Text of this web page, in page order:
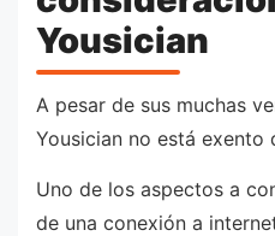
Yousician
A pesar de sus muchas
Yousician no está exento
Uno de los aspectos a
de una conexión a